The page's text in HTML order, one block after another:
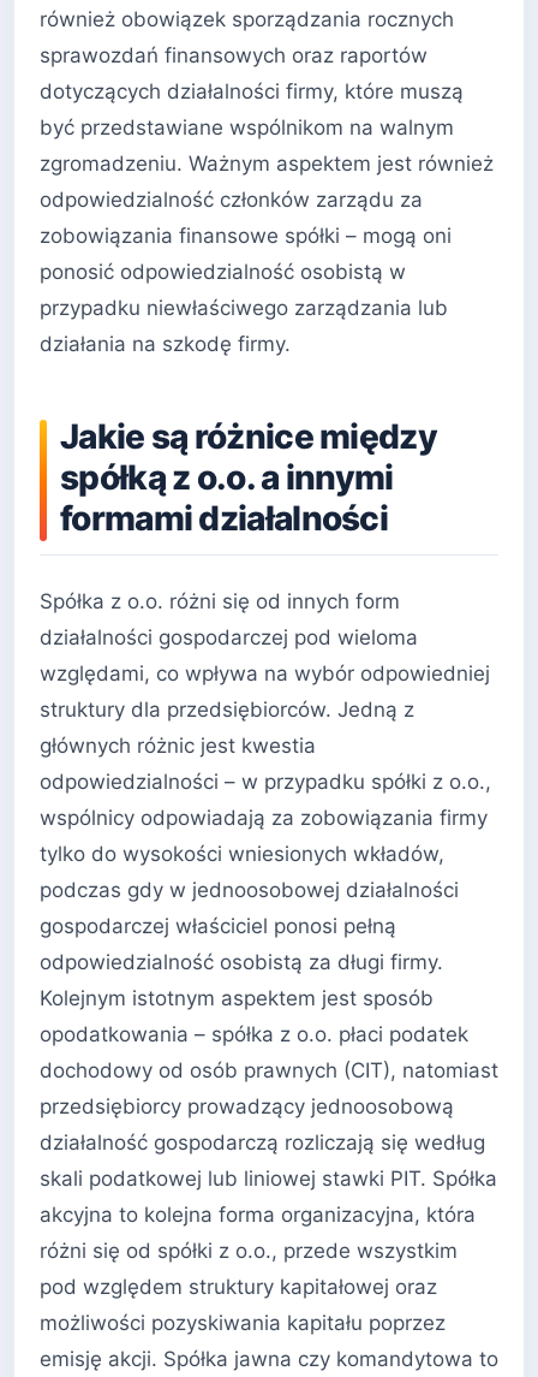
również obowiązek sporządzania rocznych
sprawozdań finansowych oraz raportów
dotyczących działalności firmy, które muszą
być przedstawiane wspólnikom na walnym
zgromadzeniu. Ważnym aspektem jest również
odpowiedzialność członków zarządu za
zobowiązania finansowe spółki – mogą oni
ponosić odpowiedzialność osobistą w
przypadku niewłaściwego zarządzania lub
działania na szkodę firmy.
Jakie są różnice między
spółką z o.o. a innymi
formami działalności
Spółka z o.o. różni się od innych form
działalności gospodarczej pod wieloma
względami, co wpływa na wybór odpowiedniej
struktury dla przedsiębiorców. Jedną z
głównych różnic jest kwestia
odpowiedzialności – w przypadku spółki z o.o.,
wspólnicy odpowiadają za zobowiązania firmy
tylko do wysokości wniesionych wkładów,
podczas gdy w jednoosobowej działalności
gospodarczej właściciel ponosi pełną
odpowiedzialność osobistą za długi firmy.
Kolejnym istotnym aspektem jest sposób
opodatkowania – spółka z o.o. płaci podatek
dochodowy od osób prawnych (CIT), natomiast
przedsiębiorcy prowadzący jednoosobową
działalność gospodarczą rozliczają się według
skali podatkowej lub liniowej stawki PIT. Spółka
akcyjna to kolejna forma organizacyjna, która
różni się od spółki z o.o., przede wszystkim
pod względem struktury kapitałowej oraz
możliwości pozyskiwania kapitału poprzez
emisję akcji. Spółka jawna czy komandytowa to